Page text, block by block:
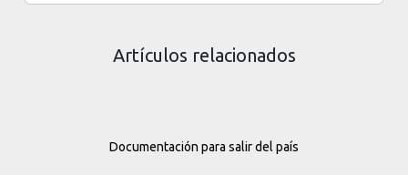
Artículos relacionados
Documentación para salir del país